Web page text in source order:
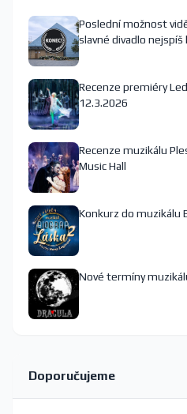
Poslední možnost
slavné divadlo nejspíš
Recenze premiéry
12.3.2026
Recenze muzikálu
Music Hall
Konkurz do muzikálu
Nové termíny
Doporučujeme